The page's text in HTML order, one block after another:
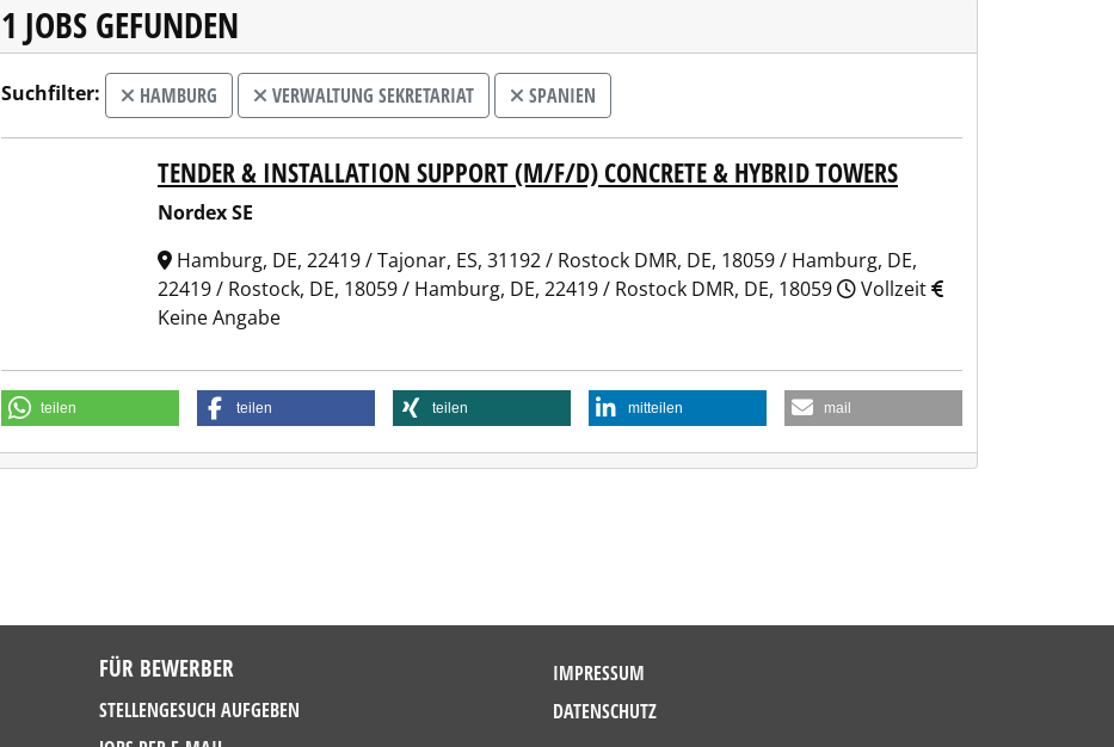
1 JOBS GEFUNDEN
Suchfilter: HAMBURG VERWALTUNG SEKRETARIAT SPANIEN
TENDER & INSTALLATION SUPPORT (M/F/D) CONCRETE & HYBRID TOWERS
Nordex SE
Hamburg, DE, 22419 / Tajonar, ES, 31192 / Rostock DMR, DE, 18059 / Hamburg, DE,
22419 / Rostock, DE, 18059 / Hamburg, DE, 22419 / Rostock DMR, DE, 18059
Vollzeit
Keine Angabe
teilen teilen teilen mitteilen mail
FÜR BEWERBER
STELLENGESUCH AUFGEBEN
IMPRESSUM
DATENSCHUTZ